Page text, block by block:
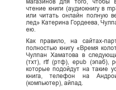
чтение книги (аудиокнигу в
или читать онлайн полную
лед» Катерина Гордеева,
ею.
Как правило, на сайтах-
полностью книгу «Время
Чулпан Хаматова в
(тхт), rtf (ртф), epub (эпаб),
которые подойдут на такие
книга, телефон на
(компьютер), айпад.